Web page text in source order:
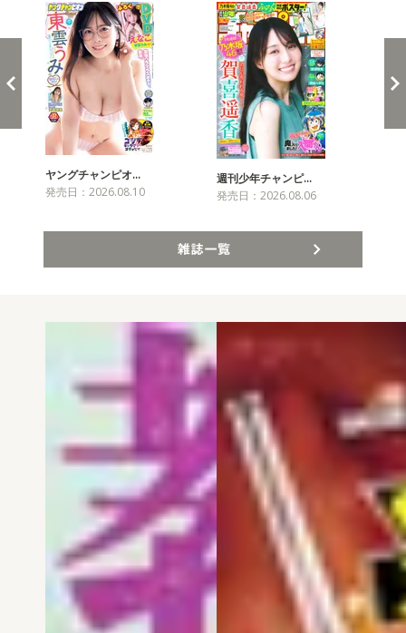
ヤングチャンピオ…
発売日：2026.08.10
週刊少年チャンピ…
発売日：2026.08.06